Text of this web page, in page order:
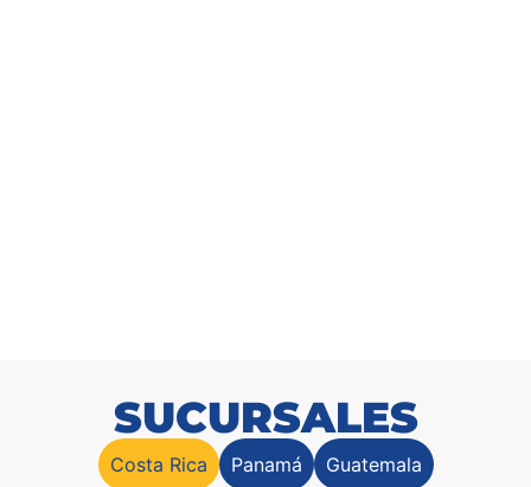
SUCURSALES
Costa Rica Panamá Guatemala